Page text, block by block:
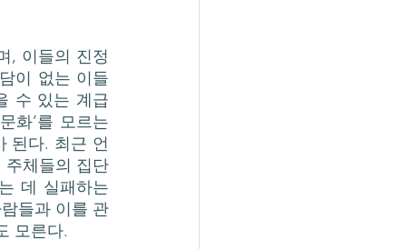
이 없는 이들
수 있는 계급
화’를 모르는
된다. 최근 언
주체들의 집단
데 실패하는
들과 이를 관
모른다.